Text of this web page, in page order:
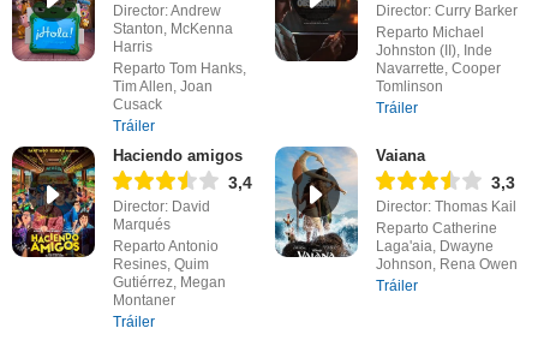
Director: Andrew
Stanton, McKenna
Harris
Reparto Tom Hanks,
Tim Allen, Joan
Cusack
Tráiler
Director: Curry Barker
Reparto Michael
Johnston (II), Inde
Navarrette, Cooper
Tomlinson
Tráiler
Haciendo amigos
3,4
Director: David
Marqués
Reparto Antonio
Resines, Quim
Gutiérrez, Megan
Montaner
Tráiler
Vaiana
3,3
Director: Thomas Kail
Reparto Catherine
Laga'aia, Dwayne
Johnson, Rena Owen
Tráiler